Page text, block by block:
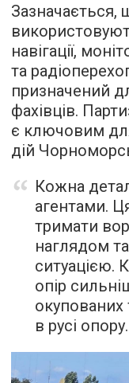
Зазначається,
навігації,
та
призначений
фахівців.
є ключовим для
дій
Кожна
агентами.
тримати
наглядом
ситуацією.
опір
окупованих
в русі опору.